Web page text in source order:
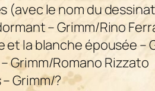
(avec le nom du
– Grimm/Rino
et la blanche épousée –
Grimm/Romano Rizzato
Grimm/?